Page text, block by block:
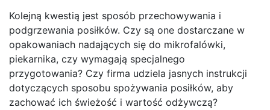
Kolejną kwestią jest sposób przechowywania i
podgrzewania posiłków. Czy są one dostarczane w
opakowaniach nadających się do mikrofalówki,
piekarnika, czy wymagają specjalnego
przygotowania? Czy firma udziela jasnych instrukcji
dotyczących sposobu spożywania posiłków, aby
zachować ich świeżość i wartość odżywczą?